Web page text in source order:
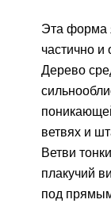
Эта форма
частично и
Дерево
ветвях и
Ветви
плакучий
под